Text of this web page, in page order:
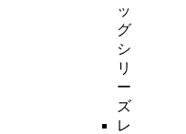
ッ
グ
シ
リ
ー
ズ
レ